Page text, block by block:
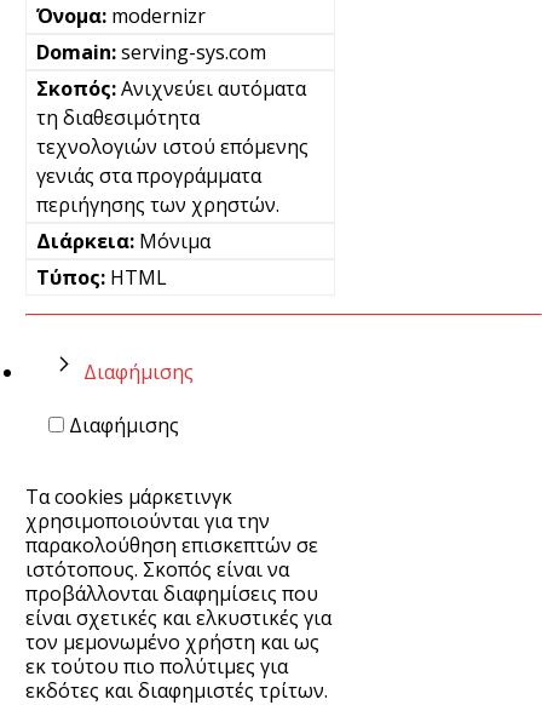
modernizr
serving-sys.com
Ανιχνεύει αυτόματα
τη διαθεσιμότητα
τεχνολογιών ιστού επόμενης
γενιάς στα προγράμματα
περιήγησης των χρηστών.
Μόνιμα
HTML
Διαφήμισης
Διαφήμισης
Τα cookies μάρκετινγκ
χρησιμοποιούνται για την
παρακολούθηση επισκεπτών σε
ιστότοπους. Σκοπός είναι να
προβάλλονται διαφημίσεις που
είναι σχετικές και ελκυστικές για
τον μεμονωμένο χρήστη και ως
εκ τούτου πιο πολύτιμες για
εκδότες και διαφημιστές τρίτων.